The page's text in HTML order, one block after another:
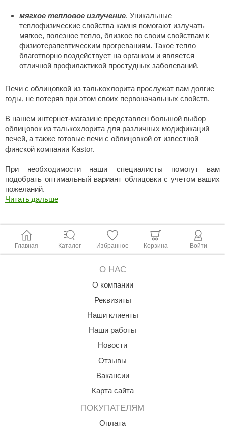
мягкое тепловое излучение. Уникальные
теплофизические свойства камня помогают излучать
мягкое, полезное тепло, близкое по своим свойствам к
физиотерапевтическим прогреваниям. Такое тепло
благотворно воздействует на организм и является
отличной профилактикой простудных заболеваний.
Печи с облицовкой из талькохлорита прослужат вам долгие
годы, не потеряв при этом своих первоначальных свойств.
В нашем интернет-магазине представлен большой выбор
облицовок из талькохлорита для различных модификаций
печей, а также готовые печи с облицовкой от известной
финской компании Kastor.
При необходимости наши специалисты помогут вам
подобрать оптимальный вариант облицовки с учетом ваших
пожеланий.
Читать дальше
Главная Каталог Избранное Корзина Войти
О НАС
О компании
Реквизиты
Наши клиенты
Наши работы
Новости
Отзывы
Вакансии
Карта сайта
ПОКУПАТЕЛЯМ
Оплата